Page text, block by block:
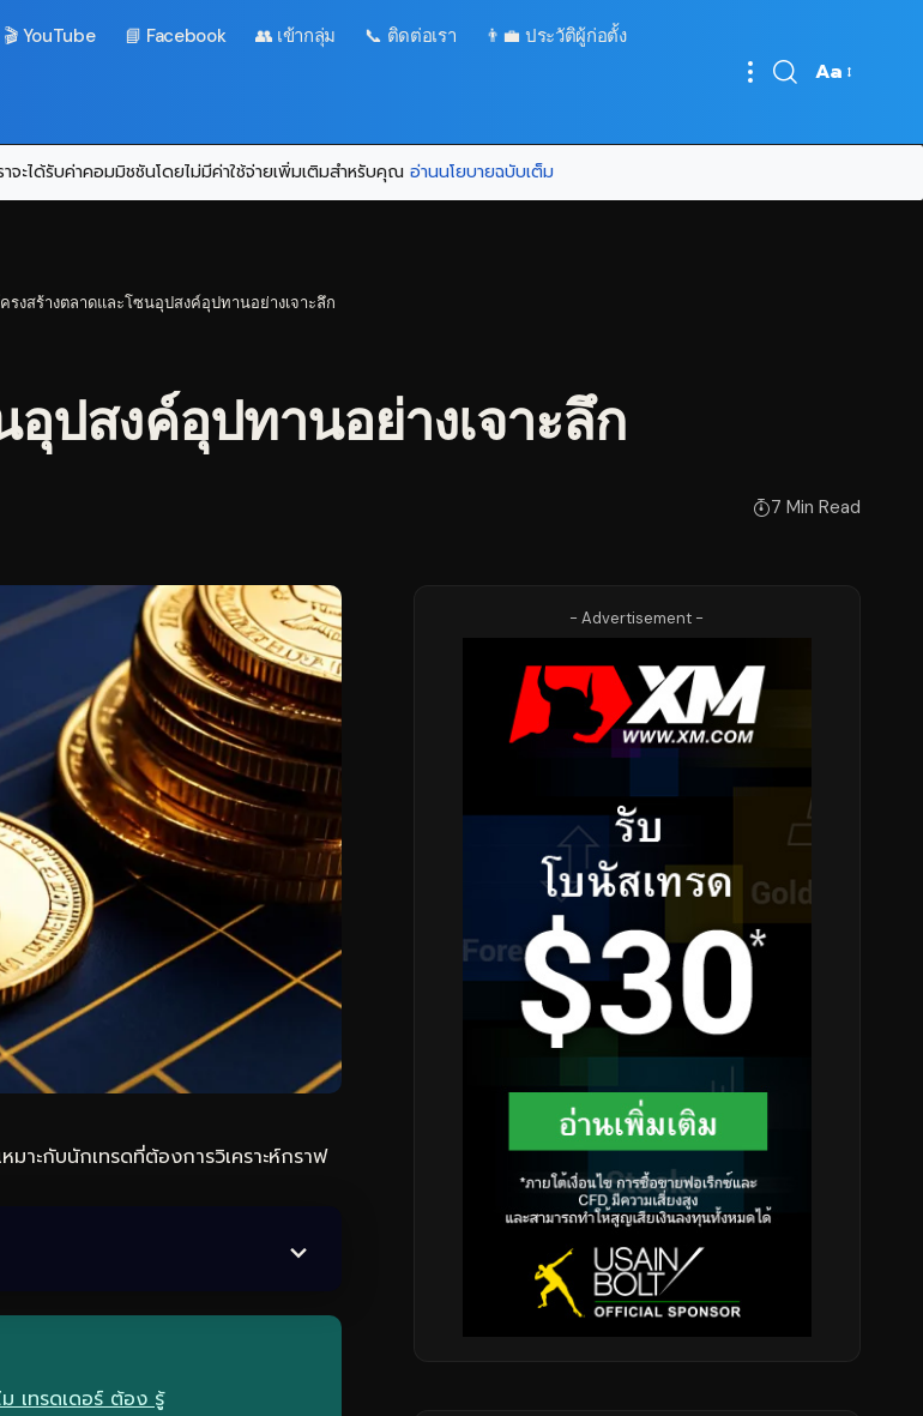
🎬 YouTube 📘 Facebook 👥 เข้ากลุ่ม 📞 ติดต่อเรา 👨‍💼 ประวัติผู้ก่อตั้ง
Font
Aa
ได้รับค่าคอมมิชชันโดยไม่มีค่าใช้จ่ายเพิ่มเติมสำหรับคุณ อ่านนโยบายฉบับเต็ม
รงสร้างตลาดและโซนอุปสงค์อุปทานอย่างเจาะลึก
ปสงค์อุปทานอย่างเจาะลึก
7 Min Read
าะกับนักเทรดที่ต้องการวิเคราะห์กราฟ
เทรดเดอร์ ต้อง รู้
- Advertisement -